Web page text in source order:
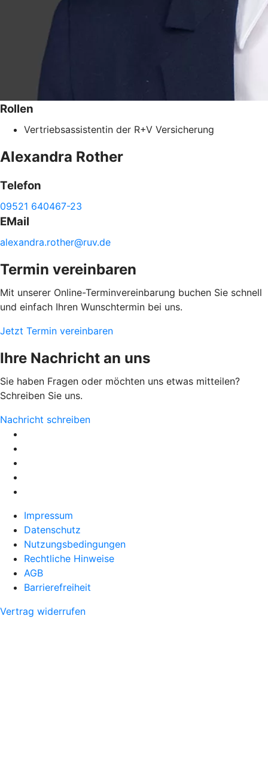
Rollen
Vertriebsassistentin der R+V Versicherung
Alexandra Rother
Telefon
09521 640467-23
EMail
alexandra.rother@ruv.de
Termin vereinbaren
Mit unserer Online-Terminvereinbarung buchen Sie schnell
und einfach Ihren Wunschtermin bei uns.
Jetzt Termin vereinbaren
Ihre Nachricht an uns
Sie haben Fragen oder möchten uns etwas mitteilen?
Schreiben Sie uns.
Nachricht schreiben
Impressum
Datenschutz
Nutzungsbedingungen
Rechtliche Hinweise
AGB
Barrierefreiheit
Vertrag widerrufen